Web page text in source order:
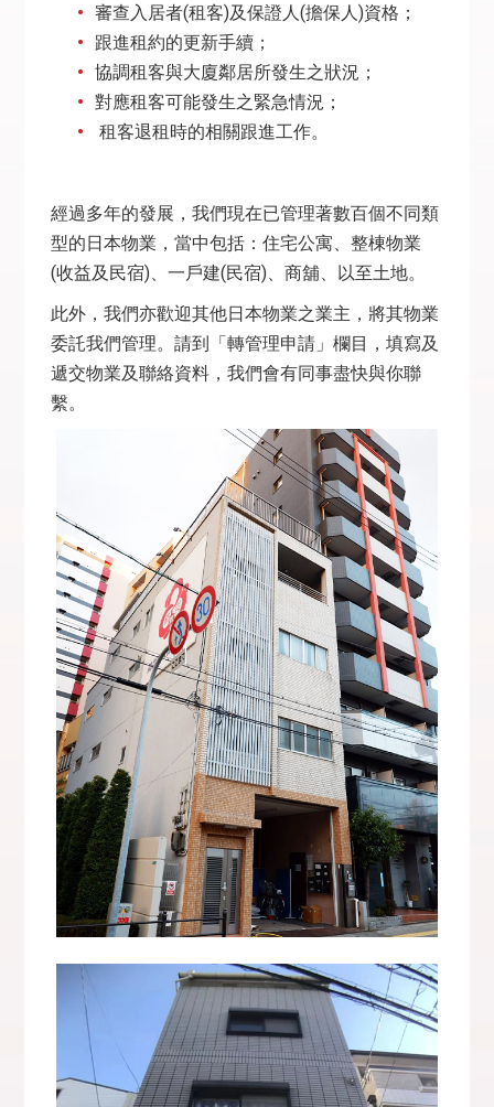
審查入居者(租客)及保證人(擔保人)資格；
跟進租約的更新手續；
協調租客與大廈鄰居所發生之狀況；
對應租客可能發生之緊急情況；
租客退租時的相關跟進工作。
經過多年的發展，我們現在已管理著數百個不同類
型的日本物業，當中包括：住宅公寓、整棟物業
(收益及民宿)、一戶建(民宿)、商舖、以至土地。
此外，我們亦歡迎其他日本物業之業主，將其物業
委託我們管理。請到「轉管理申請」欄目，填寫及
遞交物業及聯絡資料，我們會有同事盡快與你聯
繫。